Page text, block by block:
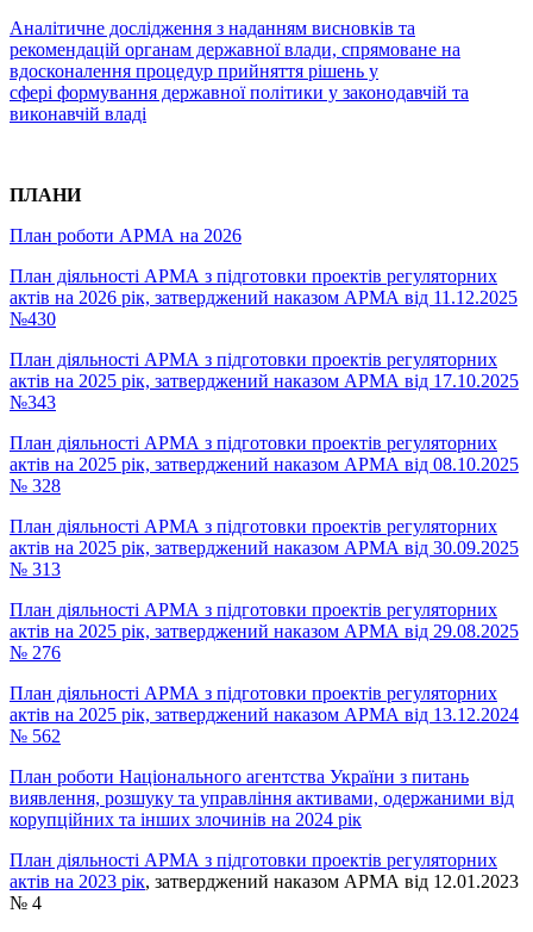
Аналітичне дослідження з наданням висновків та
рекомендацій органам державної влади, спрямоване на
вдосконалення процедур прийняття рішень у
сфері формування державної політики у законодавчій та
виконавчій владі
ПЛАНИ
План роботи АРМА на 2026
План діяльності АРМА з підготовки проектів регуляторних
актів на 2026 рік, затверджений наказом АРМА від 11.12.2025
№430
План діяльності АРМА з підготовки проектів регуляторних
актів на 2025 рік, затверджений наказом АРМА від 17.10.2025
№343
План діяльності АРМА з підготовки проектів регуляторних
актів на 2025 рік, затверджений наказом АРМА від 08.10.2025
№ 328
План діяльності АРМА з підготовки проектів регуляторних
актів на 2025 рік, затверджений наказом АРМА від 30.09.2025
№ 313
План діяльності АРМА з підготовки проектів регуляторних
актів на 2025 рік, затверджений наказом АРМА від 29.08.2025
№ 276
План діяльності АРМА з підготовки проектів регуляторних
актів на 2025 рік, затверджений наказом АРМА від 13.12.2024
№ 562
План роботи Національного агентства України з питань
виявлення, розшуку та управління активами, одержаними від
корупційних та інших злочинів на 2024 рік
План діяльності АРМА з підготовки проектів регуляторних
актів на 2023 рік, затверджений наказом АРМА від 12.01.2023
№ 4